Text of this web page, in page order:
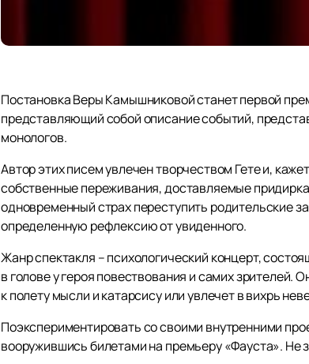
Постановка Веры Камышниковой станет первой
представляющий собой описание событий,
монологов.
Автор этих писем увлечен творчеством Гете и,
собственные переживания, доставляемые
одновременный страх переступить родительские
определенную рефлексию от увиденного.
Жанр спектакля – психологический концерт,
в голове у героя повествования и самих зрителей.
к полету мысли и катарсису или увлечет в вихрь
Поэкспериментировать со своими внутренними
вооружившись билетами на премьеру «Фауста». Не